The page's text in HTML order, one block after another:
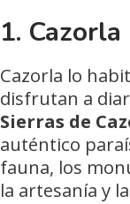
1. Cazorla
Cazorla lo
disfrutan a
Sierras de
auténtico
fauna, los
la artesanía y